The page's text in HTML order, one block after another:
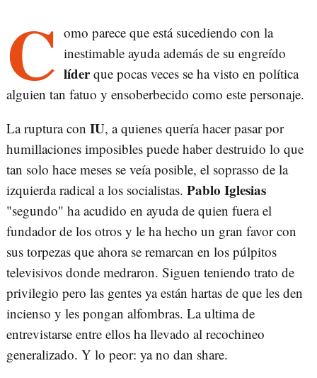
C omo parece que está sucediendo con la
inestimable ayuda además de su engreído
líderque pocas veces se ha visto en política
alguien tan fatuo y ensoberbecido como este personaje.
La ruptura con IU, a quienes quería hacer pasar por
humillaciones imposibles puede haber destruido lo que
tan solo hace meses se veía posible, el soprasso de la
izquierda radical a los socialistas. Pablo Iglesias
"segundo" ha acudido en ayuda de quien fuera el
fundador de los otros y le ha hecho un gran favor con
sus torpezas que ahora se remarcan en los púlpitos
televisivos donde medraron. Siguen teniendo trato de
privilegio pero las gentes ya están hartas de que les den
incienso y les pongan alfombras. La ultima de
entrevistarse entre ellos ha llevado al recochineo
generalizado. Y lo peor: ya no dan share.